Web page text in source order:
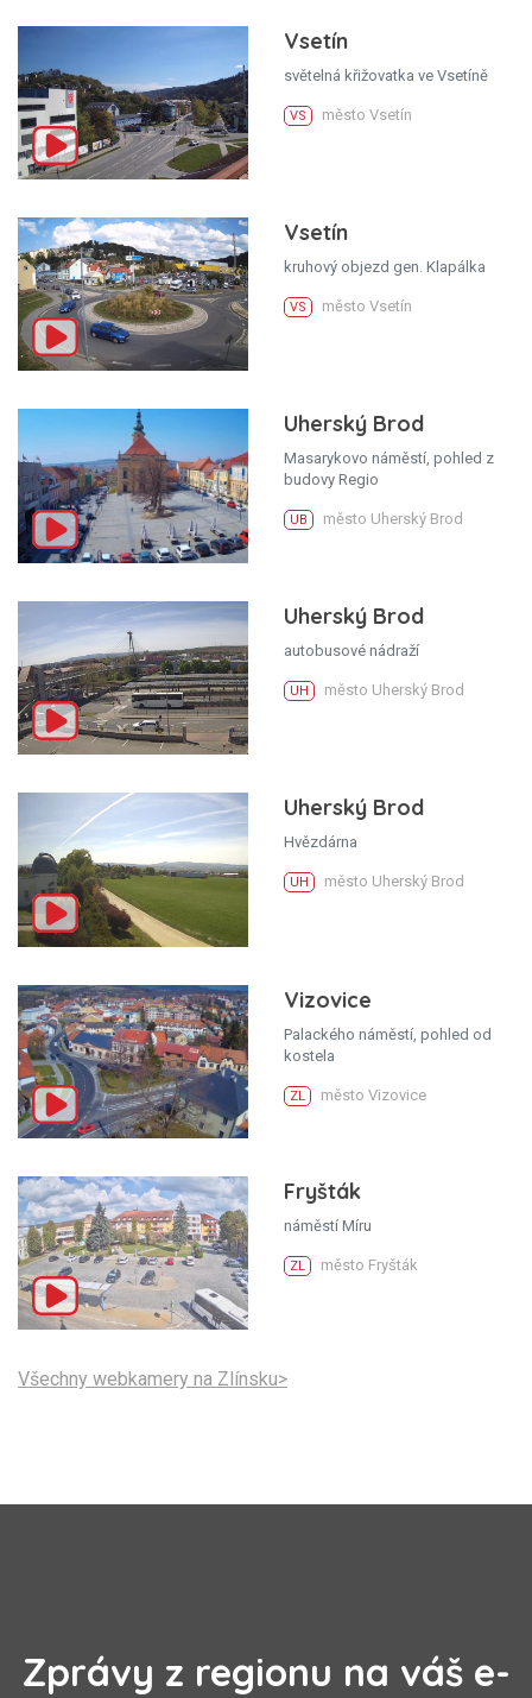
Vsetín
světelná křižovatka ve Vsetíně
VS město Vsetín
Vsetín
kruhový objezd gen. Klapálka
VS město Vsetín
Uherský Brod
Masarykovo náměstí, pohled z
budovy Regio
UB město Uherský Brod
Uherský Brod
autobusové nádraží
UH město Uherský Brod
Uherský Brod
Hvězdárna
UH město Uherský Brod
Vizovice
Palackého náměstí, pohled od
kostela
ZL město Vizovice
Fryšták
náměstí Míru
ZL město Fryšták
Všechny webkamery na Zlínsku>
Zprávy z regionu na váš e-